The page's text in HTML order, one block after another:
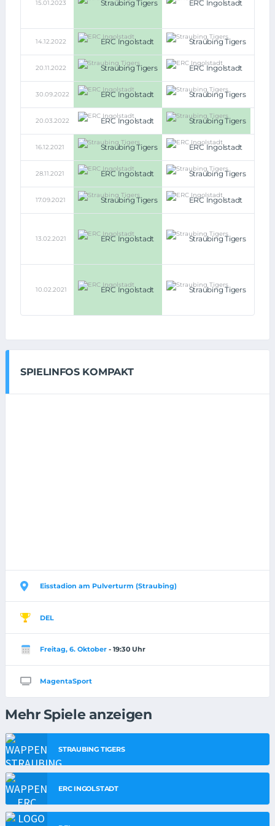
15.01.2023 Straubing Tigers ERC Ingolstadt
14.12.2022 ERC Ingolstadt Straubing Tigers
20.11.2022 Straubing Tigers ERC Ingolstadt
30.09.2022 ERC Ingolstadt Straubing Tigers
20.03.2022 ERC Ingolstadt Straubing Tigers
16.12.2021 Straubing Tigers ERC Ingolstadt
28.11.2021 ERC Ingolstadt Straubing Tigers
17.09.2021 Straubing Tigers ERC Ingolstadt
13.02.2021 ERC Ingolstadt Straubing Tigers
10.02.2021 ERC Ingolstadt Straubing Tigers
SPIELINFOS KOMPAKT
Eisstadion am Pulverturm (Straubing)
DEL
Freitag, 6. Oktober - 19:30 Uhr
MagentaSport
Mehr Spiele anzeigen
STRAUBING TIGERS
ERC INGOLSTADT